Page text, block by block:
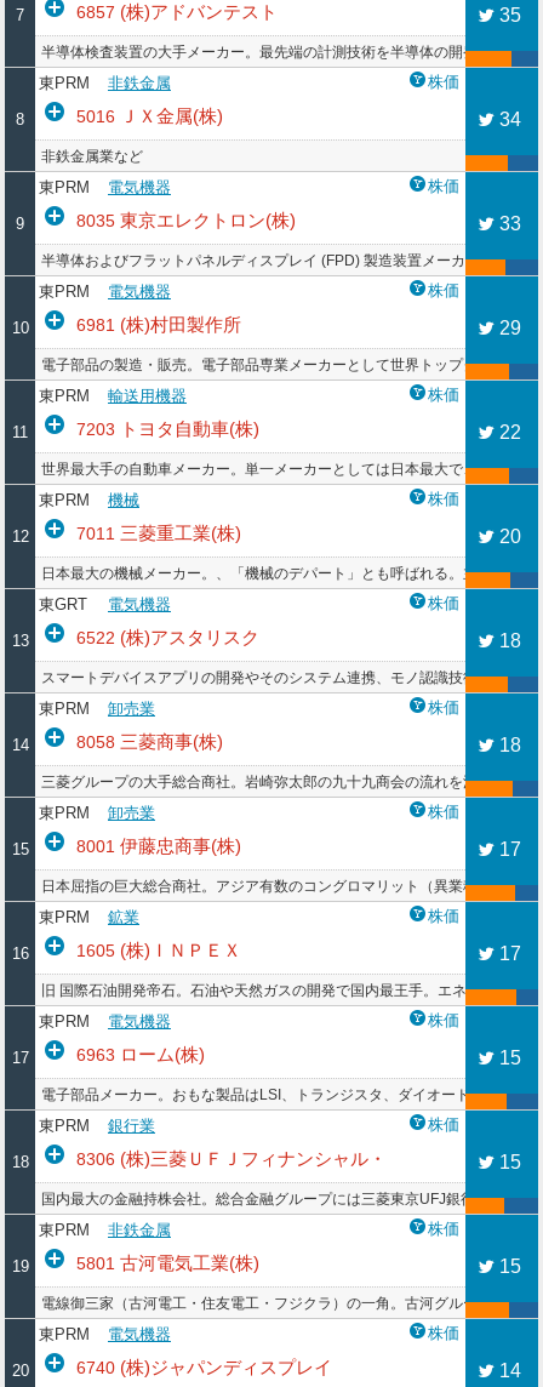
7 6857 (株)アドバンテスト 35
半導体検査装置の大手メーカー。最先端の計測技術を半導体の開発・製造
8
東PRM 非鉄金属
5016 ＪＸ金属(株)
株価
34
非鉄金属業など
9
東PRM 電気機器
8035 東京エレクトロン(株)
株価
33
半導体およびフラットパネルディスプレイ (FPD) 製造装置メーカー。半導
10
東PRM 電気機器
6981 (株)村田製作所
株価
29
電子部品の製造・販売。電子部品専業メーカーとして世界トップクラス。
11
東PRM 輸送用機器
7203 トヨタ自動車(株)
株価
22
世界最大手の自動車メーカー。単一メーカーとしては日本最大で、世界各
12
東PRM 機械
7011 三菱重工業(株)
株価
20
日本最大の機械メーカー。、「機械のデパート」とも呼ばれる。主力製品
13
東GRT 電気機器
6522 (株)アスタリスク
株価
18
スマートデバイスアプリの開発やそのシステム連携、モノ認識技術をワン
14
東PRM 卸売業
8058 三菱商事(株)
株価
18
三菱グループの大手総合商社。岩崎弥太郎の九十九商会の流れを汲んでいる
15
東PRM 卸売業
8001 伊藤忠商事(株)
株価
17
日本屈指の巨大総合商社。アジア有数のコングロマリット（異業種複合企
16
東PRM 鉱業
1605 (株)ＩＮＰＥＸ
株価
17
旧 国際石油開発帝石。石油や天然ガスの開発で国内最王手。エネルギーの
17
東PRM 電気機器
6963 ローム(株)
株価
15
電子部品メーカー。おもな製品はLSI、トランジスタ、ダイオード、LED、
18
東PRM 銀行業
8306 (株)三菱ＵＦＪフィナンシャル・
グループ
株価
15
国内最大の金融持株会社。総合金融グループには三菱東京UFJ銀行、三菱
19
東PRM 非鉄金属
5801 古河電気工業(株)
株価
15
電線御三家（古河電工・住友電工・フジクラ）の一角。古河グループの光
20
東PRM 電気機器
6740 (株)ジャパンディスプレイ
株価
14